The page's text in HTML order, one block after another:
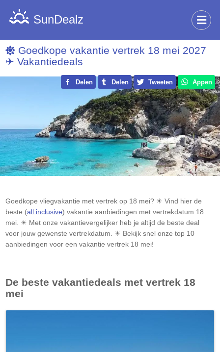
SunDealz
Goedkope vakantie vertrek 18 mei 2027
✈ Vakantiedeals
Delen Delen Tweeten Appen
Goedkope vliegvakantie met vertrek op 18 mei? ☀ Vind hier de
beste (all inclusive) vakantie aanbiedingen met vertrekdatum 18
mei. ☀ Met onze vakantievergelijker heb je altijd de beste deal
voor jouw gewenste vertrekdatum. ☀ Bekijk snel onze top 10
aanbiedingen voor een vakantie vertrek 18 mei!
De beste vakantiedeals met vertrek 18
mei